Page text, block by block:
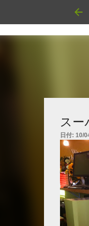
ス
日付: 10/